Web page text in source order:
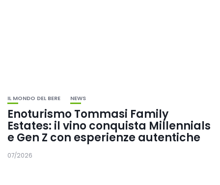
IL MONDO DEL BERE NEWS
Enoturismo Tommasi Family
Estates: il vino conquista Millennials
e Gen Z con esperienze autentiche
07/2026